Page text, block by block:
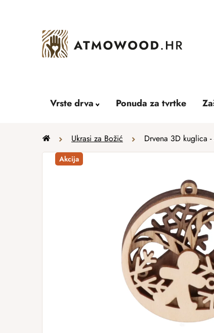
Vrste drva Ponuda za tvrtke
Home Ukrasi za Božić Drvena 3D kuglica
Akcija